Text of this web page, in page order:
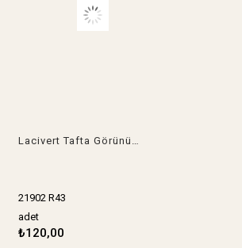
Lacivert Tafta Görünümlü Dokuma Kumaş İnce Yumuşak Parlak Abiyelik & Astarlık 140x120cm
benzeri dokuda, ince, yumuşak
ve hafif parlak dokuma kumaş.
✨
Zarif parlaklığı ve şık duruşuyla
21902 R43
adet
₺120,00